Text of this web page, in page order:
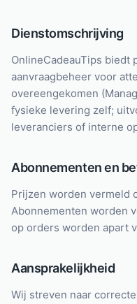
Dienstomschrijving
OnlineCadeauTips biedt
aanvraagbeheer voor
overeengekomen
fysieke levering zelf;
leveranciers of interne
Abonnementen en
Prijzen worden vermeld
Abonnementen worden
op orders worden apart
Aansprakelijkheid
Wij streven naar